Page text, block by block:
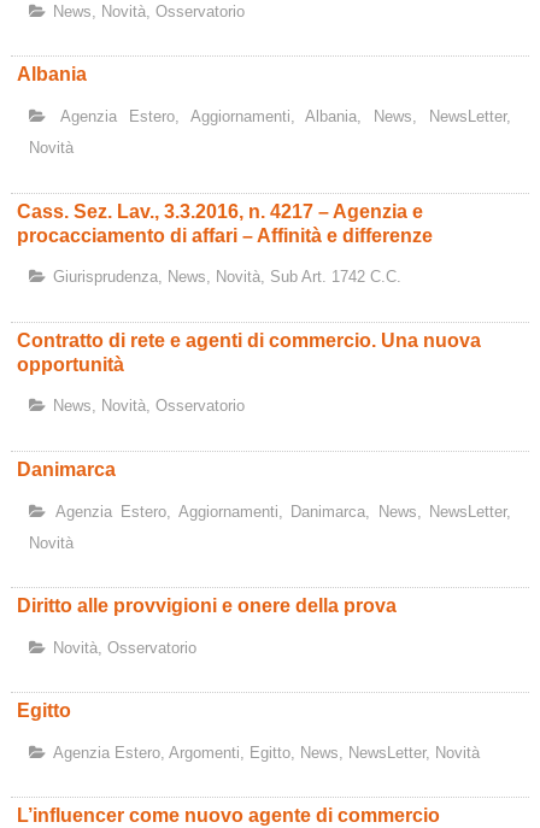
News Novità, Osservatorio
Albania
Agenzia Estero, Aggiornamenti,Albania, News, NewsLetter,
Novità
Cass. Sez. Lav., 3.3.2016, n. 4217 – Agenzia e
procacciamento di affari – Affinità e differenze
Giurisprudenza, News, Novità, Sub Art. 1742 C.c.
Contratto di rete e agenti di commercio. Una nuova
opportunità
News, Novità, Osservatorio
Danimarca
Agenzia Estero, Aggiornamenti Danimarca News NewsLetter,
Novità
Diritto alle provvigioni e onere della prova
Novità, Osservatorio
Egitto
Agenzia Estero, Argomenti Egitto, News NewsLetter, Novità
L’influencer come nuovo agente di commercio